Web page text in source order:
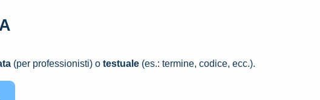
(per professionisti) o testuale (es.: termine, codice, ecc.).